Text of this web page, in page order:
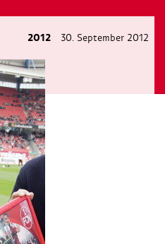
2012 30. September 2012